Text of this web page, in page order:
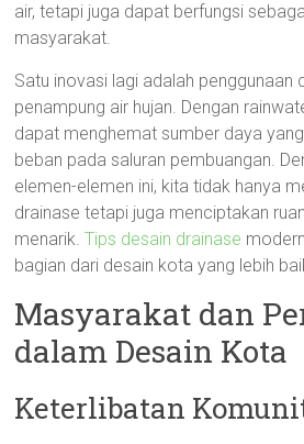
air, tetapi juga dapat berfungsi
masyarakat.
Satu inovasi lagi adalah penggunaan
penampung air hujan. Dengan
dapat menghemat sumber daya
beban pada saluran pembuangan.
elemen-elemen ini, kita tidak hanya
drainase tetapi juga menciptakan
menarik.Tips desain drainase
bagian dari desain kota yang lebih
Masyarakat dan
dalam Desain Kota
Keterlibatan